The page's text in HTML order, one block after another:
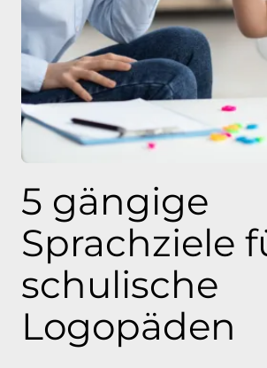
5 gängige
Sprachziele
schulische
Logopäden